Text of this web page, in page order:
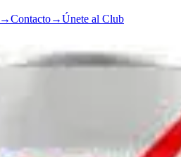
→Contacto→Únete al Club